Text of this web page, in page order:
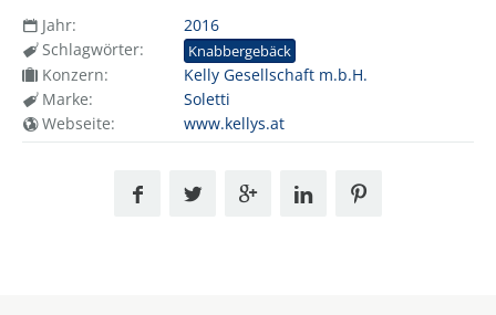
Jahr:
2016
Schlagwörter:
Knabbergebäck
Konzern:
Kelly Gesellschaft m.b.H.
Marke:
Soletti
Webseite:
www.kellys.at